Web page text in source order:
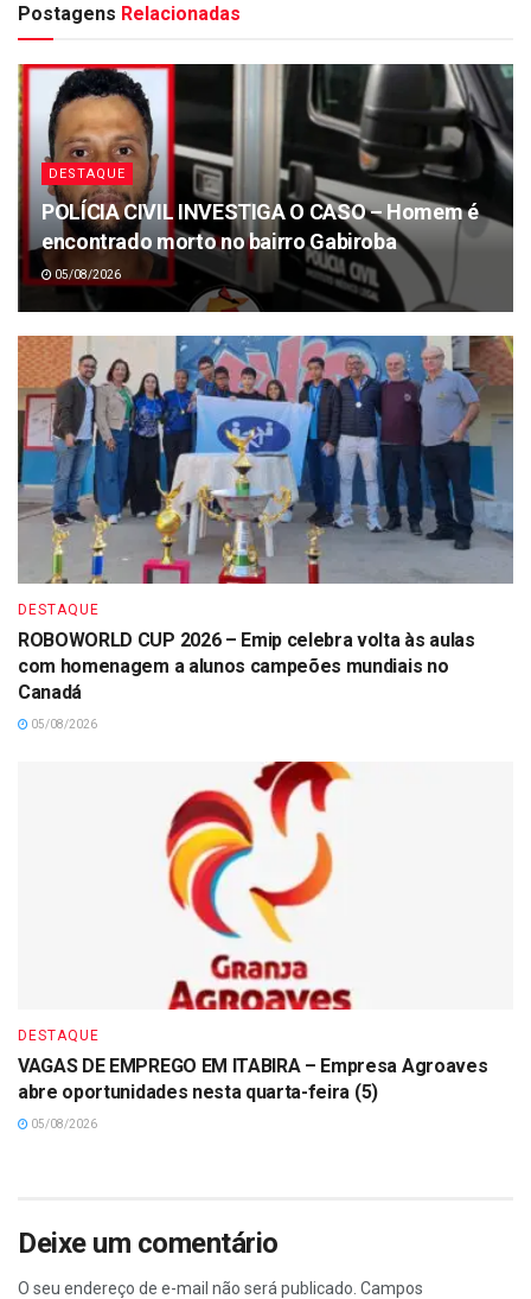
Postagens Relacionadas
DESTAQUE
POLÍCIA CIVIL INVESTIGA O CASO – Homem é
encontrado morto no bairro Gabiroba
05/08/2026
DESTAQUE
ROBOWORLD CUP 2026 – Emip celebra volta às aulas
com homenagem a alunos campeões mundiais no
Canadá
05/08/2026
DESTAQUE
VAGAS DE EMPREGO EM ITABIRA – Empresa Agroaves
abre oportunidades nesta quarta-feira (5)
05/08/2026
Deixe um comentário
O seu endereço de e-mail não será publicado. Campos